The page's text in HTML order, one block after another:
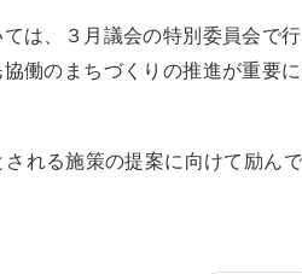
は、３月議会の特別委員会で
働のまちづくりの推進が重要
れる施策の提案に向けて励ん